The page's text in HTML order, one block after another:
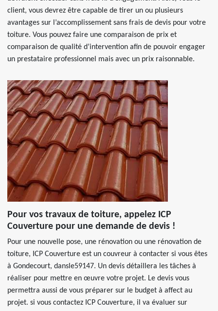
client, vous devrez être capable de tirer un ou plusieurs
avantages sur l’accomplissement sans frais de devis pour votre
toiture. Vous pouvez faire une comparaison de prix et
comparaison de qualité d’intervention afin de pouvoir engager
un prestataire professionnel mais avec un prix raisonnable.
Pour vos travaux de toiture, appelez ICP
Couverture pour une demande de devis !
Pour une nouvelle pose, une rénovation ou une rénovation de
toiture, ICP Couverture est un couvreur à contacter si vous êtes
à Gondecourt, dansle59147. Un devis détaillera les tâches à
réaliser pour mettre en œuvre votre projet. Le devis vous
permettra aussi de vous préparer sur le budget à affect au
projet. si vous contactez ICP Couverture, il va évaluer sur